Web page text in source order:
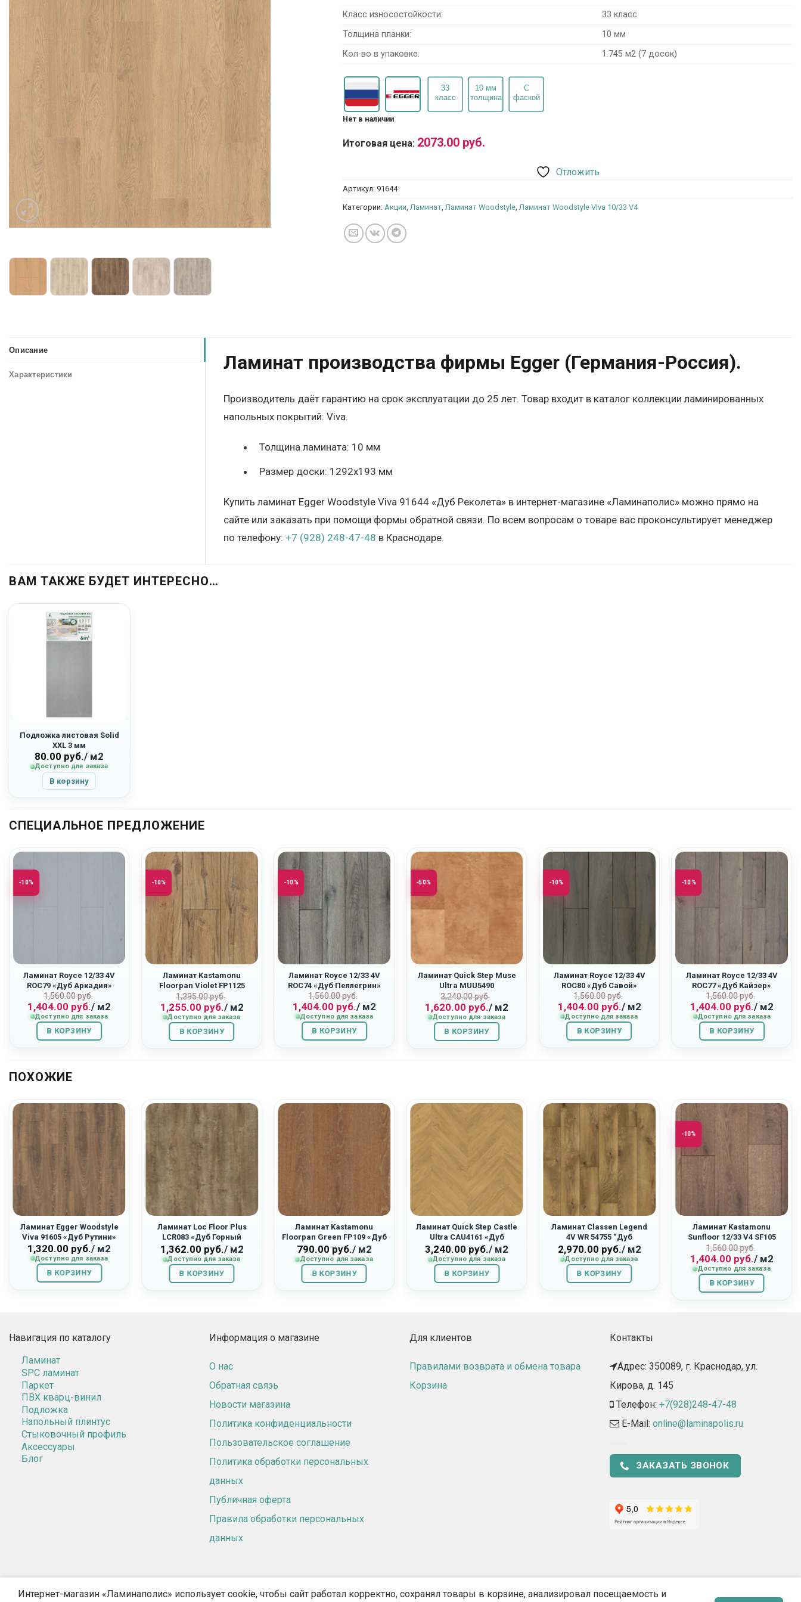
Класс износостойкости:
33 класс
Толщина планки:
10 мм
Кол-во в упаковке:
1.745 м2 (7 досок)
Нет в наличии
Итоговая цена: 2073.00 руб.
Отложить
Артикул: 91644
Категории: Акции Ламинат Ламинат Woodstyle Ламинат Woodstyle VIva 10/33 V4
Описание
Характеристики
Ламинат производства фирмы Egger (Германия-Россия).
Производитель даёт гарантию на срок эксплуатации до 25 лет. Товар входит в каталог коллекции ламинированных
напольных покрытий: Viva.
Толщина ламината: 10 мм
Размер доски: 1292х193 мм
Купить ламинат Egger Woodstyle Viva 91644 «Дуб Реколета» в интернет-магазине «Ламинаполис» можно прямо на
сайте или заказать при помощи формы обратной связи. По всем вопросам о товаре вас проконсультирует менеджер
по телефону: +7 (928) 248-47-48 в Краснодаре.
ВАМ ТАКЖЕ БУДЕТ ИНТЕРЕСНО…
Подложка листовая Solid
XXL 3 мм
80.00 руб./ м2
Доступно для заказа
В корзину
СПЕЦИАЛЬНОЕ ПРЕДЛОЖЕНИЕ
-10%
Ламинат Royce 12/33 4V
ROC79 «Дуб Аркадия»
1,560.00руб.
Первоначальная
цена
составляла
1,560.00
руб..
1,404.00 руб.
Текущая
цена:
1,404.00
руб..
/ м2
Доступно для заказа
В КОРЗИНУ
-10%
Ламинат Kastamonu
Floorpan Violet FP1125
“Дуб Квазар”
1,395.00руб.
Первоначальная
цена
составляла
1,395.00
руб..
1,255.00 руб.
Текущая
цена:
1,255.00
руб..
/ м2
Доступно для заказа
В КОРЗИНУ
-10%
Ламинат Royce 12/33 4V
ROC74 «Дуб Пеллегрин»
1,560.00руб.
Первоначальная
цена
составляла
1,560.00
руб..
1,404.00 руб.
Текущая
цена:
1,404.00
руб..
/ м2
Доступно для заказа
В КОРЗИНУ
-50%
Ламинат Quick Step Muse
Ultra MUU5490
«Терракота»
3,240.00руб.
Первоначальная
цена
составляла
3,240.00
руб..
1,620.00 руб.
Текущая
цена:
1,620.00
руб..
/ м2
Доступно для заказа
В КОРЗИНУ
-10%
Ламинат Royce 12/33 4V
ROC80 «Дуб Савой»
1,560.00руб.
Первоначальная
цена
составляла
1,560.00
руб..
1,404.00 руб.
Текущая
цена:
1,404.00
руб..
/ м2
Доступно для заказа
В КОРЗИНУ
-10%
Ламинат Royce 12/33 4V
ROC77 «Дуб Кайзер»
1,560.00руб.
цена
составляла
1,560.00
руб..
1,404.00 руб.
Текущая
цена:
1,404.00
руб..
/ м2
Доступно для заказа
В КОРЗИНУ
ПОХОЖИЕ
Ламинат Egger Woodstyle
Viva 91605 «Дуб Рутини»
1,320.00 руб./ м2
Доступно для заказа
В КОРЗИНУ
Ламинат Loc Floor Plus
LCR083 «Дуб Горный
Светло-Коричневый»
1,362.00 руб./ м2
Доступно для заказа
В КОРЗИНУ
Ламинат Kastamonu
Floorpan Green FP109 «Дуб
Болонья»
790.00 руб./ м2
Доступно для заказа
В КОРЗИНУ
Ламинат Quick Step Castle
Ultra CAU4161 «Дуб
Английский Натуральный»
3,240.00 руб./ м2
Доступно для заказа
В КОРЗИНУ
Ламинат Classen Legend
4V WR 54755 “Дуб
Эдинбург”
2,970.00 руб./ м2
Доступно для заказа
В КОРЗИНУ
-10%
Ламинат Kastamonu
Sunfloor 12/33 V4 SF105
«Дуб Альгамбра»
1,560.00руб.
цена
составляла
1,560.00
руб..
1,404.00 руб.
Текущая
цена:
1,404.00
руб..
/ м2
Доступно для заказа
В КОРЗИНУ
Навигация по каталогу
Ламинат
SPC ламинат
Паркет
ПВХ кварц-винил
Подложка
Напольный плинтус
Стыковочный профиль
Аксессуары
Блог
Информация о магазине
О нас
Обратная связь
Новости магазина
Политика конфиденциальности
Пользовательское соглашение
Политика обработки персональных
данных
Публичная оферта
Правила обработки персональных
данных
Для клиентов
Правилами возврата и обмена товара
Корзина
Контакты
Адрес: 350089, г. Краснодар, ул.
Кирова, д. 145​
Телефон: +7(928)248-47-48
E-Mail: online@laminapolis.ru
ЗАКАЗАТЬ ЗВОНОК
2018 - 2026 ©«Ламинаполис» — Интернет-магазин напольных покрытий
Интернет-магазин «Ламинаполис» использует cookie, чтобы сайт работал корректно, сохранял товары в корзине, анализировал посещаемость и